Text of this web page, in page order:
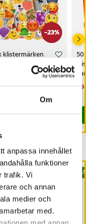
Om
anpassa innehållet
funktioner
trafik. Vi
och annan
medier och
med.
-23%
klistermärken
129 kr
har vi bara 3 kvar av denna